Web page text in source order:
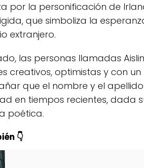
por la personificación de
que simboliza la
extranjero.
las personas llamadas
creativos, optimistas y con
que el nombre y el
en tiempos recientes, dada
poética.
👇